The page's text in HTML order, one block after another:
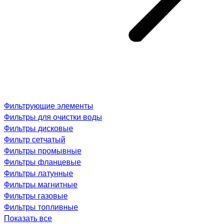
Фильтрующие элементы
Фильтры для очистки воды
Фильтры дисковые
Фильтр сетчатый
Фильтры промывные
Фильтры фланцевые
Фильтры латунные
Фильтры магнитные
Фильтры газовые
Фильтры топливные
Показать все